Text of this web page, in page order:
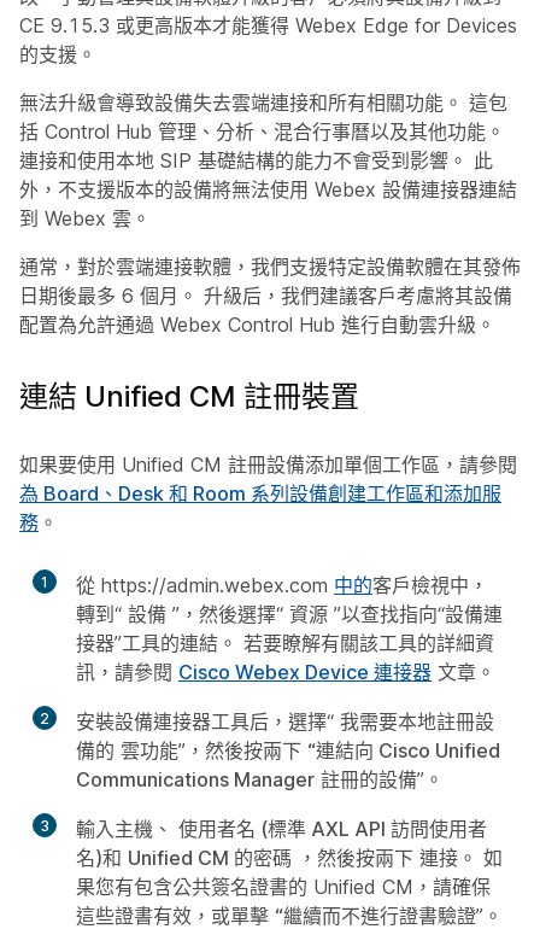
CE 9.15.3 或更高版本才能獲得 Webex Edge for Devices
的支援。
無法升級會導致設備失去雲端連接和所有相關功能。 這包
括 Control Hub 管理、分析、混合行事曆以及其他功能。
連接和使用本地 SIP 基礎結構的能力不會受到影響。 此
外，不支援版本的設備將無法使用 Webex 設備連接器連結
到 Webex 雲。
通常，對於雲端連接軟體，我們支援特定設備軟體在其發佈
日期後最多 6 個月。 升級后，我們建議客戶考慮將其設備
配置為允許通過 Webex Control Hub 進行自動雲升級。
連結 Unified CM 註冊裝置
如果要使用 Unified CM 註冊設備添加單個工作區，請參閱
為 Board、Desk 和 Room 系列設備創建工作區和添加服
務 。
1 從 https://admin.webex.com 中的客戶檢視中，
轉到“ 設備 ”，然後選擇“ 資源 ”以查找指向“設備連
接器”工具的連結。 若要瞭解有關該工具的詳細資
訊，請參閱 Cisco Webex Device 連接器 文章。
2 安裝設備連接器工具后，選擇“ 我需要本地註冊設
備的 雲功能”，然後按兩下 “連結向 Cisco Unified
Communications Manager 註冊的設備”。
3 輸入主機 、 使用者名 (標準 AXL API 訪問使用者
名)和 Unified CM 的密碼 ，然後按兩下 連接 。 如
果您有包含公共簽名證書的 Unified CM，請確保
這些證書有效，或單擊 “繼續而不進行證書驗證”。